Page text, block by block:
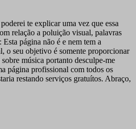
te explicar uma vez que essa
relação a poluição visual, palavras
página não é e nem tem a
o seu objetivo é somente proporcionar
música portanto desculpe-me
página profissional com todos os
restando serviços gratuítos. Abraço,